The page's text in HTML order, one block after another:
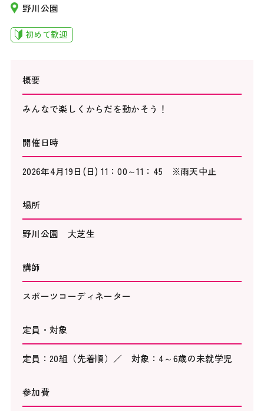
野川公園
初めて歓迎
概要
みんなで楽しくからだを動かそう！
開催日時
2026年4月19日(日) 11：00～11：45 ※雨天中止
場所
野川公園 大芝生
講師
スポーツコーディネーター
定員・対象
定員：20組（先着順）／ 対象：4～6歳の未就学児
参加費